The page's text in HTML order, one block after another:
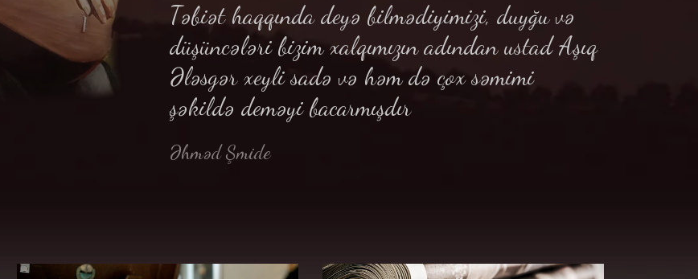
Təbiət haqqında deyə bilmədiyimizi, duyğu və
düşüncələri bizim xalqımızın adından ustad Aşıq
Ələsgər xeyli sadə və həm də çox səmimi
şəkildə deməyi bacarmışdır
Əhməd Şmide